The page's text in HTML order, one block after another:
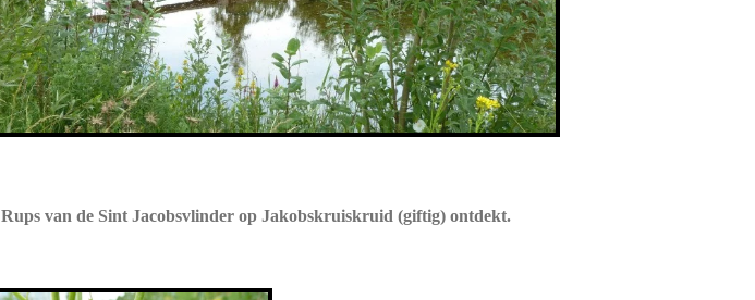
Rups van de Sint Jacobsvlinder op Jakobskruiskruid (giftig) ontdekt.